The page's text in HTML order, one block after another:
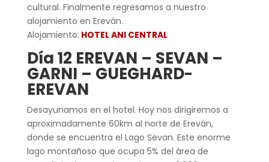
cultural. Finalmente regresamos a nuestro
alojamiento en Ereván.
Alojamiento: HOTEL ANI CENTRAL
Día 12 EREVAN – SEVAN –
GARNI – GUEGHARD-
EREVAN
Desayunamos en el hotel. Hoy nos dirigiremos a
aproximadamente 60km al norte de Ereván,
donde se encuentra el Lago Sevan. Este enorme
lago montañoso que ocupa 5% del área de